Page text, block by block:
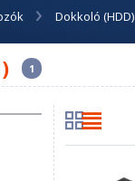
Dokkoló (HDD)
1